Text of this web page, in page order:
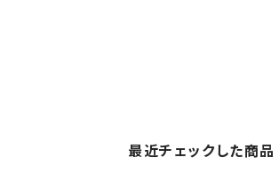
最近チェックした商品